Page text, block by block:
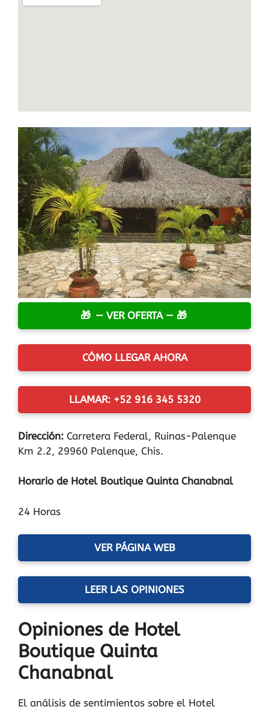
— VER OFERTA —
CÓMO LLEGAR AHORA
LLAMAR: +52 916 345 5320
Dirección: Carretera Federal, Ruinas-Palenque
Km 2.2, 29960 Palenque, Chis.
Horario de Hotel Boutique Quinta Chanabnal
24 Horas
VER PÁGINA WEB
LEER LAS OPINIONES
Opiniones de Hotel
Boutique Quinta
Chanabnal
El análisis de sentimientos sobre el Hotel